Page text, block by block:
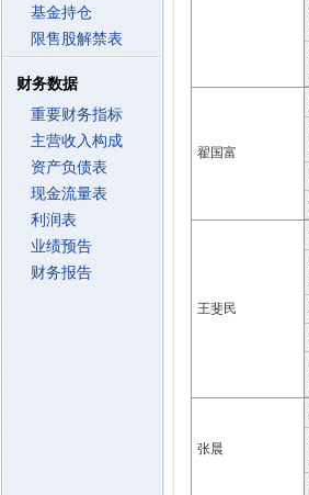
基金持仓
限售股解禁表
财务数据
重要财务指标
主营收入构成
资产负债表
现金流量表
利润表
业绩预告
财务报告
翟国富
王斐民
张晨